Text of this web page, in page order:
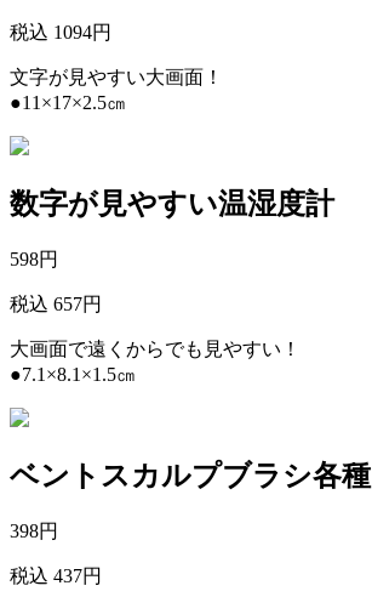
税込 1094円
文字が見やすい大画面！
●11×17×2.5㎝
数字が見やすい温湿度計
598円
税込 657円
大画面で遠くからでも見やすい！
●7.1×8.1×1.5㎝
ベントスカルプブラシ各種
398円
税込 437円